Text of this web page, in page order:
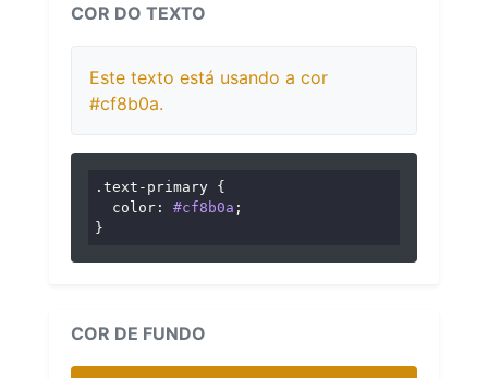
COR DO TEXTO
Este texto está usando a cor
#cf8b0a.
.text-primary {
color : #cf8b0a ;
}
COR DE FUNDO